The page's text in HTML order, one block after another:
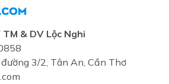
Siêu trắng kim tuyến
& DV Lộc Nghi
3/2, Tân An, Cần Thơ